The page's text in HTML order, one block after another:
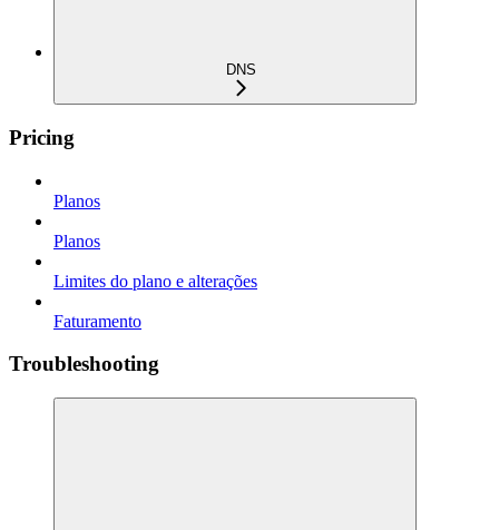
DNS
Pricing
Planos
Planos
Limites do plano e alterações
Faturamento
Troubleshooting